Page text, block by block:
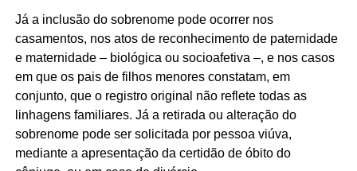
Já a inclusão do sobrenome pode ocorrer nos
casamentos, nos atos de reconhecimento de paternidade
e maternidade – biológica ou socioafetiva –, e nos casos
em que os pais de filhos menores constatam, em
conjunto, que o registro original não reflete todas as
linhagens familiares. Já a retirada ou alteração do
sobrenome pode ser solicitada por pessoa viúva,
mediante a apresentação da certidão de óbito do